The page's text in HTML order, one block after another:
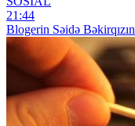
21:44
Blogerin Səidə